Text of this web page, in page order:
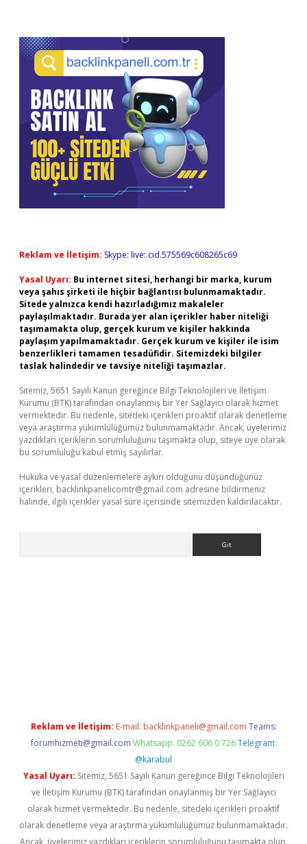
Reklam ve İletişim: Skype: live:.cid.575569c608265c69
Yasal Uyarı: Bu internet sitesi, herhangi bir marka, kurum
veya şahıs şirketi ile hiçbir bağlantısı bulunmamaktadır.
Sitede yalnızca kendi hazırladığımız makaleler
paylaşılmaktadır. Burada yer alan içerikler haber niteliği
taşımamakta olup, gerçek kurum ve kişiler hakkında
paylaşım yapılmamaktadır. Gerçek kurum ve kişiler ile isim
benzerlikleri tamamen tesadüfidir. Sitemizdeki bilgiler
taslak halindedir ve tavsiye niteliği taşımazlar.
Sitemiz, 5651 Sayılı Kanun gereğince Bilgi Teknolojileri ve İletişim
Kurumu (BTK) tarafından onaylanmış bir Yer Sağlayıcı olarak hizmet
vermektedir. Bu nedenle, sitedeki içerikleri proaktif olarak denetleme
veya araştırma yükümlülüğümüz bulunmamaktadır. Ancak, üyelerimiz
yazdıkları içeriklerin sorumluluğunu taşımakta olup, siteye üye olarak
bu sorumluluğu kabul etmiş sayılırlar.
Hukuka ve yasal düzenlemelere aykırı olduğunu düşündüğünüz
içerikleri, backlinkpanelicomtr@gmail.com adresine bildirmeniz
halinde, ilgili içerikler yasal süre içerisinde sitemizden kaldırılacaktır.
Reklam ve İletişim: E-mail: backlinkpaneli@gmail.com Teams:
forumhizmeti@gmail.com Whatsapp: 0262 606 0 726 Telegram:
@karabul
Yasal Uyarı: Sitemiz, 5651 Sayılı Kanun gereğince Bilgi Teknolojileri
ve İletişim Kurumu (BTK) tarafından onaylanmış bir Yer Sağlayıcı
olarak hizmet vermektedir. Bu nedenle, sitedeki içerikleri proaktif
olarak denetleme veya araştırma yükümlülüğümüz bulunmamaktadır.
Ancak, üyelerimiz yazdıkları içeriklerin sorumluluğunu taşımakta olup,